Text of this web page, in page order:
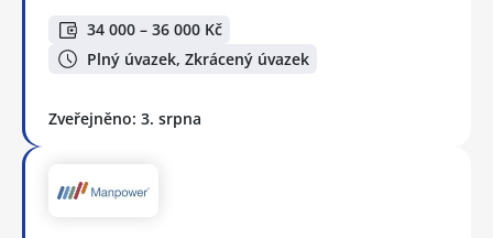
34 000 – 36 000 Kč
Plný úvazek, Zkrácený úvazek
Zveřejněno: 3. srpna